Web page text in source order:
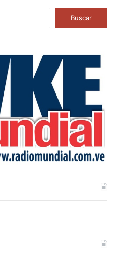
a